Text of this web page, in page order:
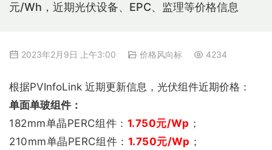
元/Wh，近期光伏设备、EPC、监理等价格信息
2023年2月9日 上午3:00 价格风向标 4234
根据PVInfoLink 近期更新信息，光伏组件近期价格：
单面单玻组件：
182mm单晶PERC组件： 1.750元/Wp ；
210mm单晶PERC组件： 1.750元/Wp ；